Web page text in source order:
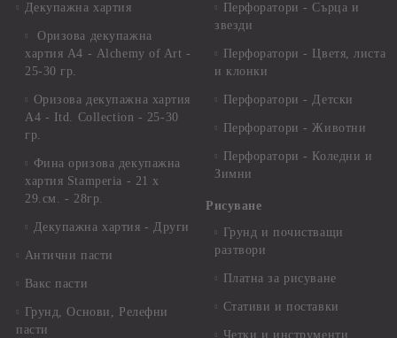
Декупажна хартия
Оризова декупажна
хартия А4 - Alchemy of Art -
25-30 гр.
Оризова декупажна хартия
А4 - Itd. Collection - 25-30
гр.
Фина оризова декупажна
хартия Stamperia - 21 х
29.см. - 28гр.
Декупажна хартия - Други
Антични пасти
Вакс пасти
Грунд, Основи, Релефни
пасти
Перфоратори - Сърца и
звезди
Перфоратори - Цветя, листа
и клонки
Перфоратори - Детски
Перфоратори - Животни
Перфоратори - Коледни и
Зимни
Рисуване
Грунд и почистващи
разтвори
Платна за рисуване
Стативи и поставки
Четки и инструменти